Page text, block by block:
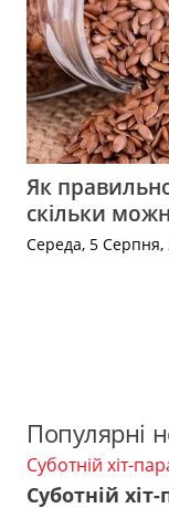
Як
скільки
Середа, 5 Серпня,
Популярні
Суботній хіт-
Суботній